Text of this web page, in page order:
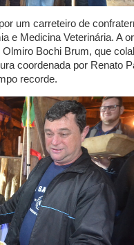
um carreteiro de
e Medicina Veterinária. A
Bochi Brum, que
coordenada por Renato
recorde.